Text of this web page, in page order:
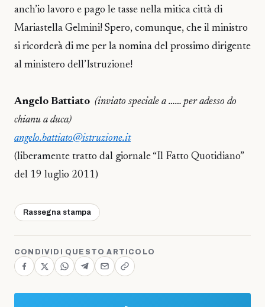
anch’io lavoro e pago le tasse nella mitica città di
Mariastella Gelmini! Spero, comunque, che il ministro
si ricorderà di me per la nomina del prossimo dirigente
al ministero dell’Istruzione!
Angelo Battiato (inviato speciale a …… per adesso do
chianu a duca)
angelo.battiato@istruzione.it
(liberamente tratto dal giornale “Il Fatto Quotidiano”
del 19 luglio 2011)
Rassegna stampa
CONDIVIDI QUESTO ARTICOLO